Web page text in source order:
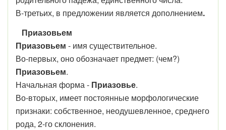
В-третьих, в предложении является дополнением.
Приазовьем
Приазовьем - имя существительное.
Во-первых, оно обозначает предмет: (чем?)
Приазовьем.
Начальная форма - Приазовье.
Во-вторых, имеет постоянные морфологические
признаки: собственное, неодушевленное, среднего
рода, 2-го склонения.